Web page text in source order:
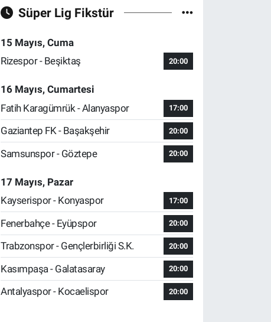
Süper Lig Fikstür
15 Mayıs, Cuma
Rizespor - Beşiktaş
20:00
16 Mayıs, Cumartesi
Fatih Karagümrük - Alanyaspor
17:00
Gaziantep FK - Başakşehir 20:00
Samsunspor - Göztepe 20:00
17 Mayıs, Pazar
Kayserispor - Konyaspor
17:00
Fenerbahçe - Eyüpspor 20:00
Trabzonspor - Gençlerbirliği S.K. 20:00
Kasımpaşa - Galatasaray 20:00
Antalyaspor - Kocaelispor 20:00